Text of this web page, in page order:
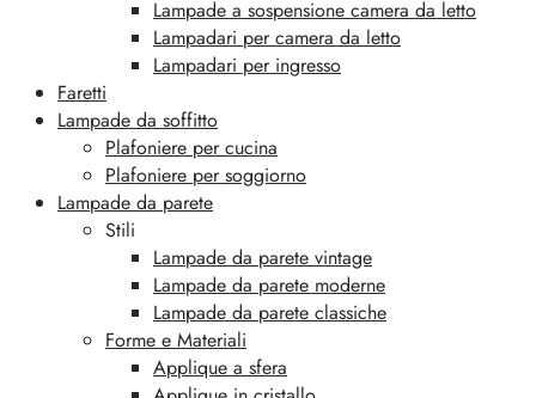
Lampade a sospensione camera da letto
Lampadari per camera da letto
Lampadari per ingresso
Faretti
Lampade da soffitto
Plafoniere per cucina
Plafoniere per soggiorno
Lampade da parete
Stili
Lampade da parete vintage
Lampade da parete moderne
Lampade da parete classiche
Forme e Materiali
Applique a sfera